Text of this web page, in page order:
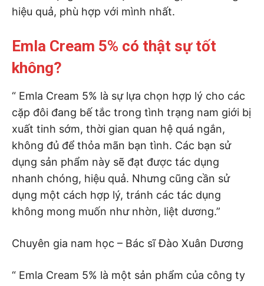
hiệu quả, phù hợp với mình nhất.
Emla Cream 5% có thật sự tốt
không?
“ Emla Cream 5% là sự lựa chọn hợp lý cho các
cặp đôi đang bế tắc trong tình trạng nam giới bị
xuất tinh sớm, thời gian quan hệ quá ngắn,
không đủ để thỏa mãn bạn tình. Các bạn sử
dụng sản phẩm này sẽ đạt được tác dụng
nhanh chóng, hiệu quả. Nhưng cũng cần sử
dụng một cách hợp lý, tránh các tác dụng
không mong muốn như nhờn, liệt dương.”
Chuyên gia nam học – Bác sĩ Đào Xuân Dương
“ Emla Cream 5% là một sản phẩm của công ty